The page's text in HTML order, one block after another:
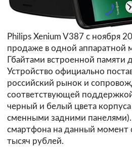
Philips Xenium V387 с ноября
продаже в одной аппаратной
Гбайтами встроенной памяти
Устройство официально
российский рынок и
соответствующей
черный и белый цвета
сменными задними
смартфона на данный момент
тысяч рублей.